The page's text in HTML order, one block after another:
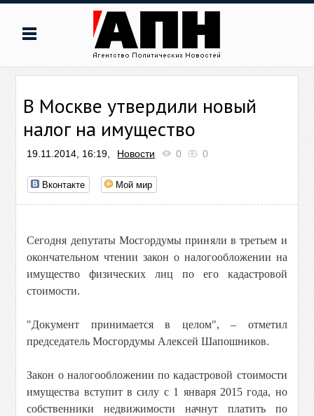
В Москве утвердили новый
налог на имущество
19.11.2014, 16:19, Новости 0 0
Вконтакте Мой мир
Сегодня депутаты Мосгордумы приняли в третьем и
окончательном чтении закон о налогообложении на
имущество физических лиц по его кадастровой
стоимости.
"Документ принимается в целом", – отметил
председатель Мосгордумы Алексей Шапошников.
Закон о налогообложении по кадастровой стоимости
имущества вступит в силу с 1 января 2015 года, но
собственники недвижимости начнут платить по